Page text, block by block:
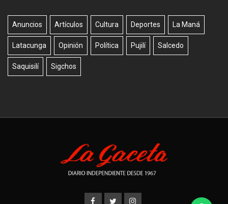
Anuncios Artículos Cultura Deportes La Maná
Latacunga Opinión Política Pujilí Salcedo
Saquisilí Sigchos